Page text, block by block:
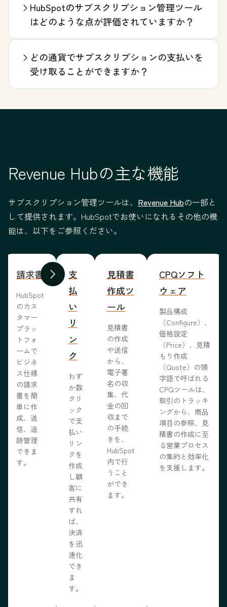
HubSpotのサブスクリプション管理ツール
はどのような点が評価されていますか？
どの通貨でサブスクリプションの支払いを
受け取ることができますか？
Revenue Hubの主な機能
サブスクリプション管理ツールは、 Revenue Hubの一部と
して提供されます。HubSpotでお使いになれるその他の機
能は、以下をご参照ください。
前へ 次へ
請求書
HubSpot
のカス
タマー
プラッ
トフォ
ームで
ビジネ
ス仕様
の請求
書を簡
単に作
成、送
信、追
跡管理
できま
す。
支
払
い
リ
ン
ク
わず
か数
クリ
ック
で支
払い
リン
クを
作成
し顧
客に
共有
すれ
ば、
決済
を迅
速化
でき
ま
す。
見積書
作成ツ
ール
見積書
の作成
や送信
から、
電子署
名の収
集、代
金の回
収まで
の手続
きを、
HubSpot
内で行
うこと
ができ
ます。
CPQソフト
ウェア
製品構成
（Configure）、
価格設定
（Price）、見積
もり作成
（Quote）の頭
字語で呼ばれる
CPQツールは、
取引のトラッキ
ングから、商品
項目の参照、見
積書の作成に至
る営業プロセス
の集約と効率化
を支援します。